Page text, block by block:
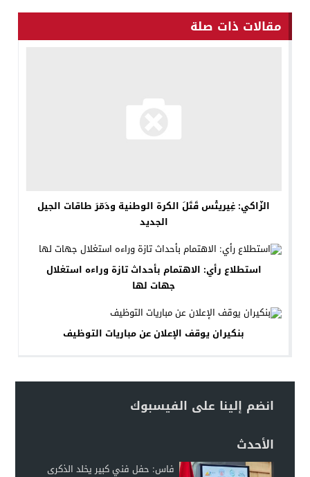
مقالات ذات صلة
الزّاكي: غِيريتْس قَتَلَ الكرة الوطنية ودَمّرَ طاقات الجيل
الجديد
استطلاع رأي: الاهتمام بأحداث تازة وراءه استغلال
جهات لها
بنكيران يوقف الإعلان عن مباريات التوظيف
انضم إلينا على الفيسبوك
الأحدث
فاس: حفل فني كبير يخلد الذكرى